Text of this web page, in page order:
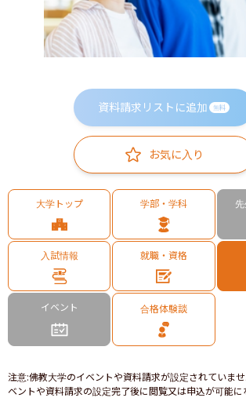
資料請求リストに追加 無料
お気に入り
大学トップ 学部・学科
入試情報 就職・資格
イベント 合格体験談
注意:佛教大学のイベントや資料請求が設定されていま
ベントや資料請求の設定完了後に閲覧又は申込が可能に